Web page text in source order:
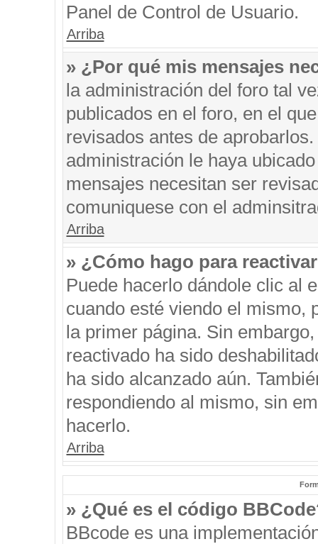
Panel de Control de Usuario.
Arriba
» ¿Por qué mis mensajes
la administración del foro tal
publicados en el foro, en el
revisados antes de
administración le haya
mensajes necesitan ser
comuniquese con el
Arriba
» ¿Cómo hago para
Puede hacerlo dándole clic al
cuando esté viendo el mismo,
la primer página. Sin
reactivado ha sido
ha sido alcanzado aún.
respondiendo al mismo, sin
hacerlo.
Arriba
» ¿Qué es el código
BBcode es una